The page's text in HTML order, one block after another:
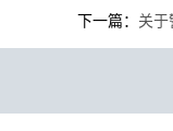
下一篇： 关于